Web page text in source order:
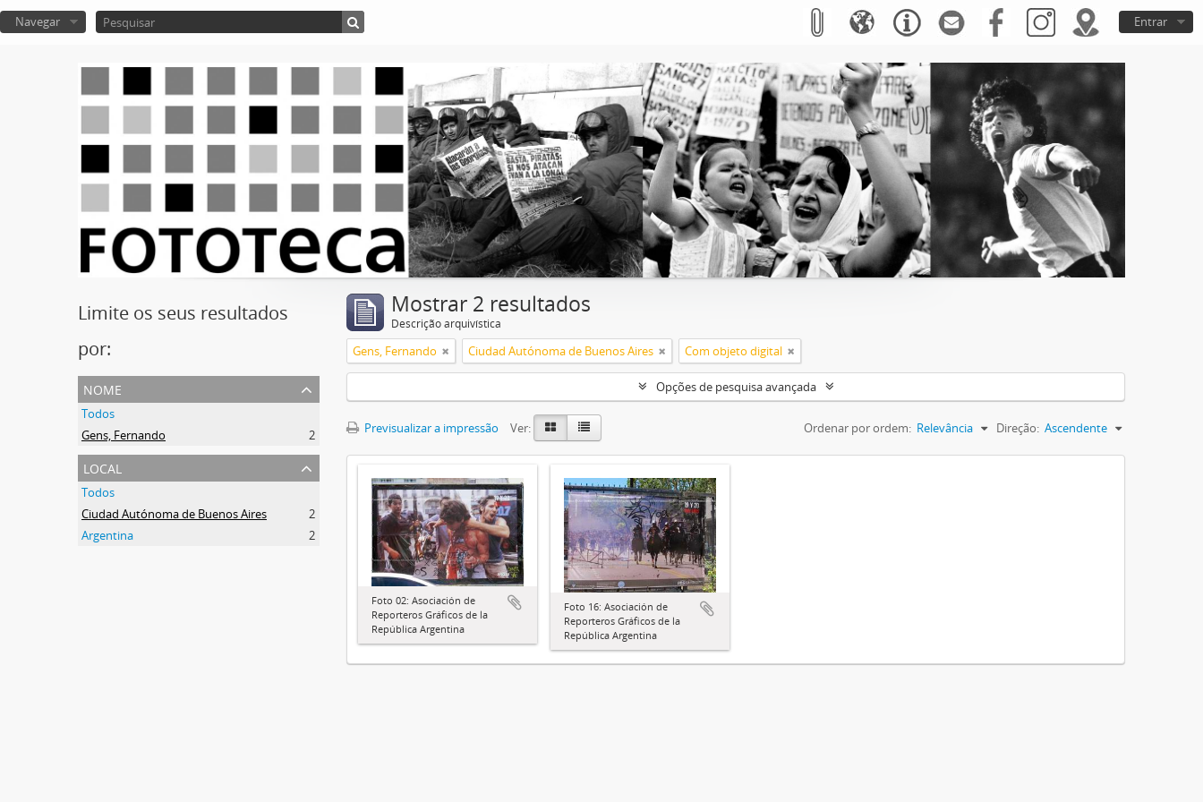
Entrar
Navegar
Limite os seus resultados
por:
nome
Todos
Gens, Fernando
2
local
Todos
Ciudad Autónoma de Buenos Aires
2
Argentina
2
Mostrar 2 resultados
Descrição arquivística
Gens, Fernando Ciudad Autónoma de Buenos Aires Com objeto digital
Opções de pesquisa avançada
Previsualizar a impressão Ver: Ordenar por ordem: Relevância Direção: Ascendente
Foto 02: Asociación de
Reporteros Gráficos de la
República Argentina
Foto 16: Asociación de
Reporteros Gráficos de la
República Argentina